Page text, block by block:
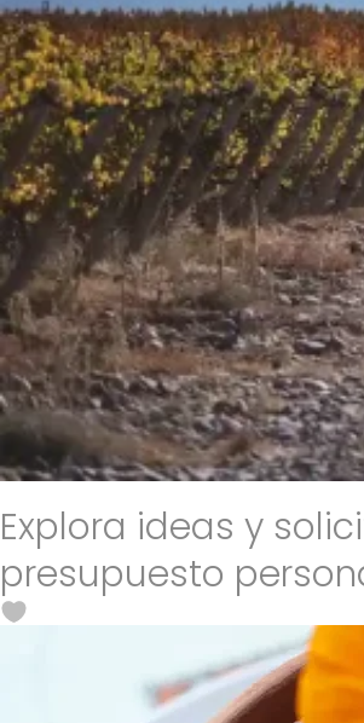
Explora ideas y
presupuesto